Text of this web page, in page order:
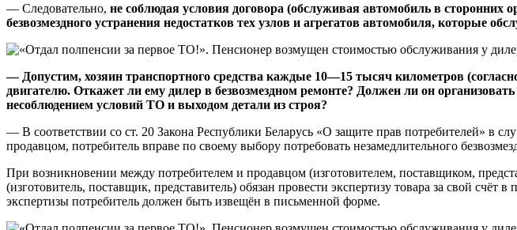
— Следовательно, не соблюдая условия договора (обслуживая автомобиль в сторонних
безвозмездного устранения недостатков тех узлов и агрегатов автомобиля, которые
— Допустим, хозяин транспортного средства каждые 10—15 тысяч километров
двигателю. Откажет ли ему дилер в безвозмездном ремонте? Должен ли он
несоблюдением условий ТО и выходом детали из строя?
— В соответствии со ст. 20 Закона Республики Беларусь «О защите прав потребителей» в
продавцом, потребитель вправе по своему выбору потребовать незамедлительного
При возникновении между потребителем и продавцом (изготовителем, поставщиком,
(изготовитель, поставщик, представитель) обязан провести экспертизу товара за свой
экспертизы потребитель должен быть извещён в письменной форме.